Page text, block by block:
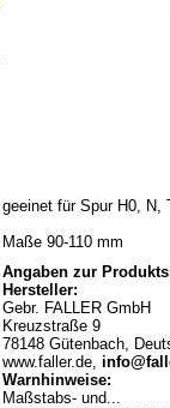
geeinet für Spur H0, N,
Maße 90-110 mm
Angaben zur
Hersteller:
Gebr. FALLER GmbH
Kreuzstraße 9
78148 Gütenbach,
www.faller.de,
Warnhinweise:
Maßstabs- und...